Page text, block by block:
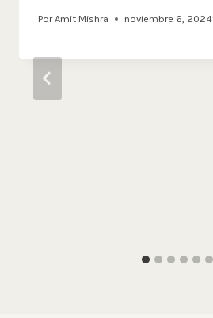
Por Amit Mishra noviembre 6, 2024